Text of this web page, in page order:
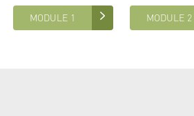
MODULE 1 MODULE 2